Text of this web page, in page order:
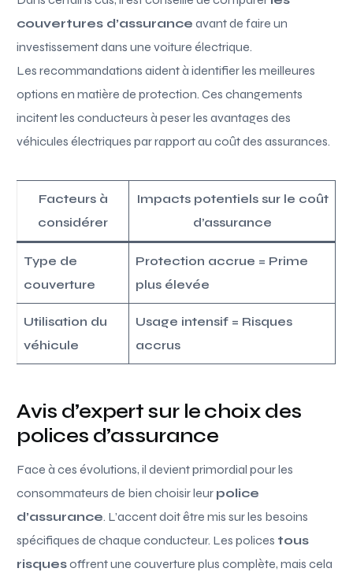
couvertures d’assurance avant de faire un
investissement dans une voiture électrique.
Les recommandations aident à identifier les meilleures
options en matière de protection. Ces changements
incitent les conducteurs à peser les avantages des
véhicules électriques par rapport au coût des assurances.
Facteurs à
considérer
Impacts potentiels sur le coût
d’assurance
Type de
couverture
Protection accrue = Prime
plus élevée
Utilisation du
véhicule
Usage intensif = Risques
accrus
Avis d’expert sur le choix des
polices d’assurance
Face à ces évolutions, il devient primordial pour les
consommateurs de bien choisir leur police
d’assurance. L’accent doit être mis sur les besoins
spécifiques de chaque conducteur. Les polices tous
risquesoffrent une couverture plus complète, mais cela